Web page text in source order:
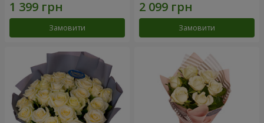
Замовити Замовити